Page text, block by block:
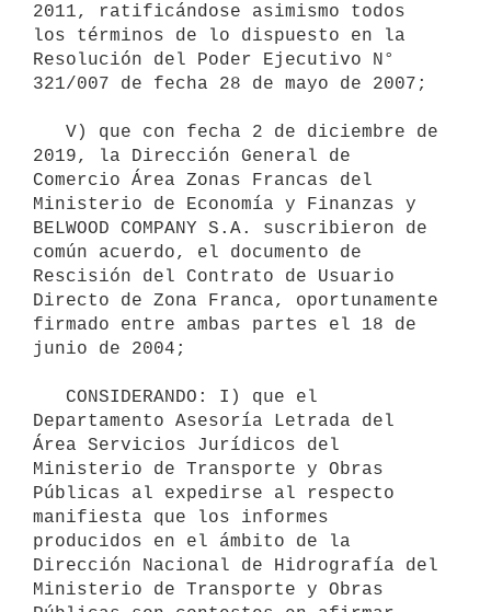
2011, ratificándose asimismo todos
los términos de lo dispuesto en la
Resolución del Poder Ejecutivo N°
321/007 de fecha 28 de mayo de 2007;
2019, la Dirección General de
Comercio Área Zonas Francas del
Ministerio de Economía y Finanzas y
BELWOOD COMPANY S.A. suscribieron de
común acuerdo, el documento de
Rescisión del Contrato de Usuario
Directo de Zona Franca, oportunamente
firmado entre ambas partes el 18 de
junio de 2004;
Departamento Asesoría Letrada del
Área Servicios Jurídicos del
Ministerio de Transporte y Obras
Públicas al expedirse al respecto
manifiesta que los informes
producidos en el ámbito de la
Dirección Nacional de Hidrografía del
Ministerio de Transporte y Obras